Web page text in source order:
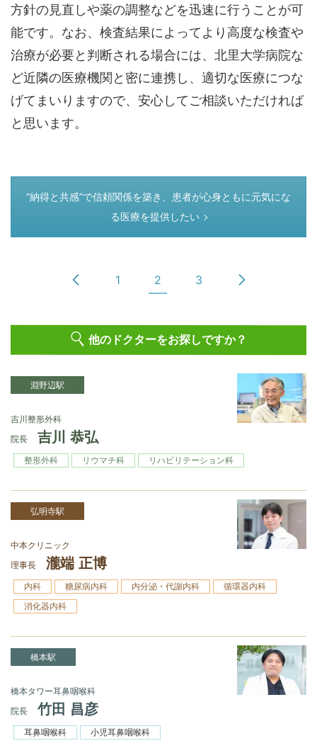
方針の見直しや薬の調整などを迅速に行うことが可
能です。なお、検査結果によってより高度な検査や
治療が必要と判断される場合には、北里大学病院な
ど近隣の医療機関と密に連携し、適切な医療につな
げてまいりますので、安心してご相談いただければ
と思います。
つぎのページ
“納得と共感”で信頼関係を築き、患者が心身ともに元気にな
る医療を提供したい
1 2 3
他のドクターをお探しですか？
淵野辺駅
吉川整形外科
院長
吉川 恭弘
整形外科 リウマチ科 リハビリテーション科
弘明寺駅
中本クリニック
理事長
瀧端 正博
内科 糖尿病内科 内分泌・代謝内科
循環器内科
消化器内科
橋本駅
橋本タワー耳鼻咽喉科
院長
竹田 昌彦
耳鼻咽喉科 小児耳鼻咽喉科